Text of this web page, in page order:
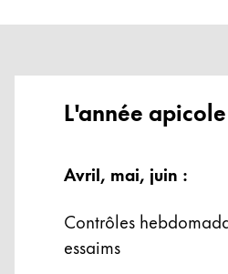
Vietnam
Tiếng Việt
L'année
Avril, mai, juin :
Contrôles
essaims